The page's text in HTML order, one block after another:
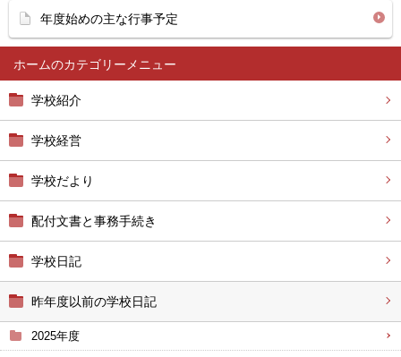
ホーム
学校紹介
学校経営
学校だより
配付文書と事務手続き
学校日記
昨年度以前の学校日記
2025年度
年度始めの主な行事予定